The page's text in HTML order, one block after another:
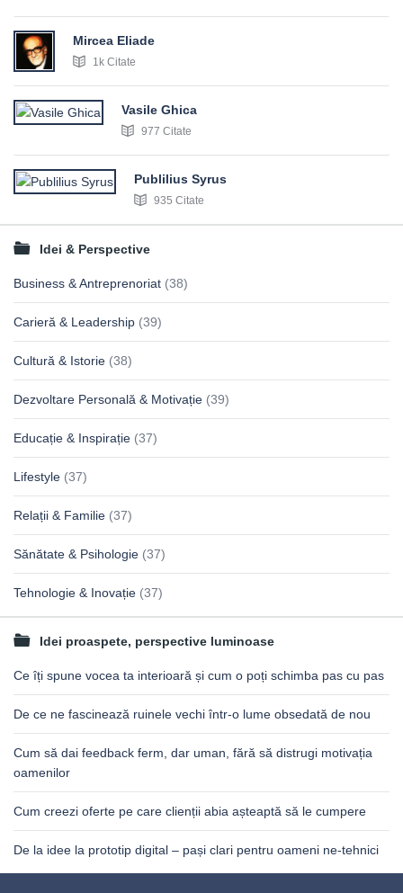
Mircea Eliade
1k Citate
Vasile Ghica
977 Citate
Publilius Syrus
935 Citate
Idei & Perspective
Business & Antreprenoriat (38)
Carieră & Leadership (39)
Cultură & Istorie (38)
Dezvoltare Personală & Motivație (39)
Educație & Inspirație (37)
Lifestyle (37)
Relații & Familie (37)
Sănătate & Psihologie (37)
Tehnologie & Inovație (37)
Idei proaspete, perspective luminoase
Ce îți spune vocea ta interioară și cum o poți schimba pas cu pas
De ce ne fascinează ruinele vechi într-o lume obsedată de nou
Cum să dai feedback ferm, dar uman, fără să distrugi motivația
oamenilor
Cum creezi oferte pe care clienții abia așteaptă să le cumpere
De la idee la prototip digital – pași clari pentru oameni ne-tehnici